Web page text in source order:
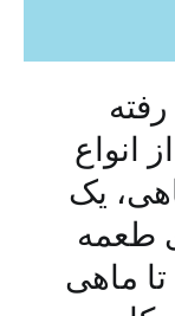
انواع
یک
طعمه
ماهی